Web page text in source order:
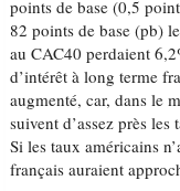
points de base (0,5
82 points de base (pb)
au CAC40 perdaient
d’intérêt à long terme
augmenté, car, dans le
suivent d’assez près
Si les taux américains
français auraient